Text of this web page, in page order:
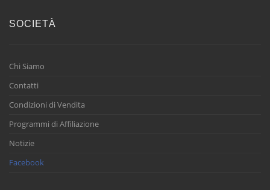
SOCIETÀ
Chi Siamo
Contatti
Condizioni di Vendita
Programmi di Affiliazione
Notizie
Facebook